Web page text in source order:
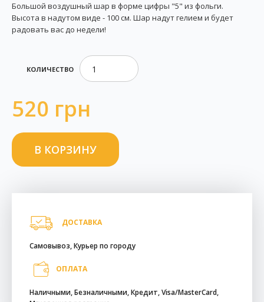
Большой воздушный шар в форме цифры "5" из фольги.
Высота в надутом виде - 100 см. Шар надут гелием и будет
радовать вас до недели!
КОЛИЧЕСТВО
520 грн
ДОСТАВКА
Самовывоз, Курьер по городу
ОПЛАТА
Наличными, Безналичными, Кредит, Visa/MasterCard,